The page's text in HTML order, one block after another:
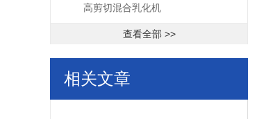
高剪切混合乳化机
查看全部 >>
相关文章